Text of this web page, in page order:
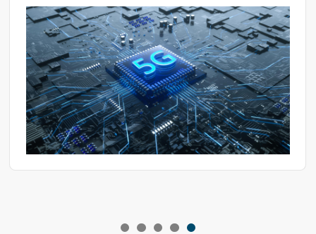
موزوں ہے، جو ان کے ذخیرہ کرنے اور استعمال کرنے کی
صلاحیت کو گرمی کے ماحول میں جانچتا ہے۔ اس بار، میں آپ کو
ٹیسٹ باکس کے استعمال کے کچھ چھوٹے راز بتاؤں گا۔